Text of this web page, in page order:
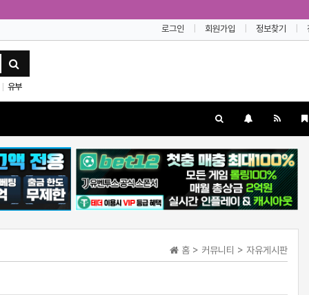
로그인 회원가입 정보찾기
유부
홈 > 커뮤니티 > 자유게시판